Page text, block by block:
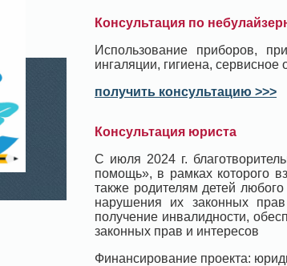
Консультация по
Использование приборов,
ингаляции, гигиена,
получить консультацию >>>
Консультация юриста
С июля 2024 г.
помощь», в рамках которого
также родителям детей
нарушения их законных прав
получение инвалидности,
законных прав и интересов
Финансирование проекта: